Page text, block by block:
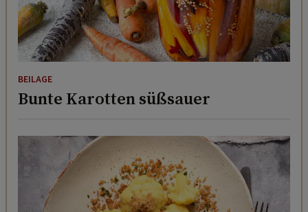
BEILAGE
Bunte Karotten süßsauer